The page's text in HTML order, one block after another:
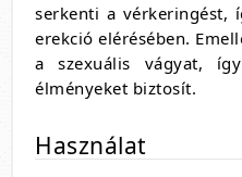
serkenti a vérkeringést,
erekció elérésében.
a szexuális vágyat,
élményeket biztosít.
Használat